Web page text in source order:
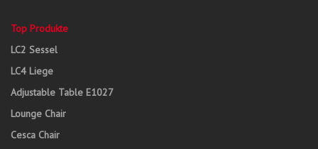
Top Produkte
LC2 Sessel
LC4 Liege
Adjustable Table E1027
Lounge Chair
Cesca Chair